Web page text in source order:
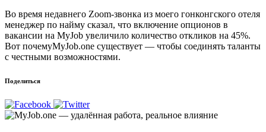
Во время недавнего Zoom-звонка из моего гонконгского отеля
менеджер по найму сказал, что включение опционов в
вакансии на MyJob увеличило количество откликов на 45%.
Вот почемуMyJob.one существует — чтобы соединять таланты
с честными возможностями.
Поделиться